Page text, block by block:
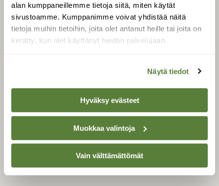
alan kumppaneillemme tietoja siitä, miten käytät
sivustoamme. Kumppanimme voivat yhdistää näitä
tietoja muihin tietoihin, joita olet antanut heille tai joita on
kerätty, kun olet käyttänyt heidän palvelujaan.
Näytä tiedot
Hyväksy evästeet
Muokkaa valintoja
Vain välttämättömät
SUOMEN LUONNON­
SUOJELU­LIITTO
Suomen Luonto -lehden
luonnonsuojelu­liitto.